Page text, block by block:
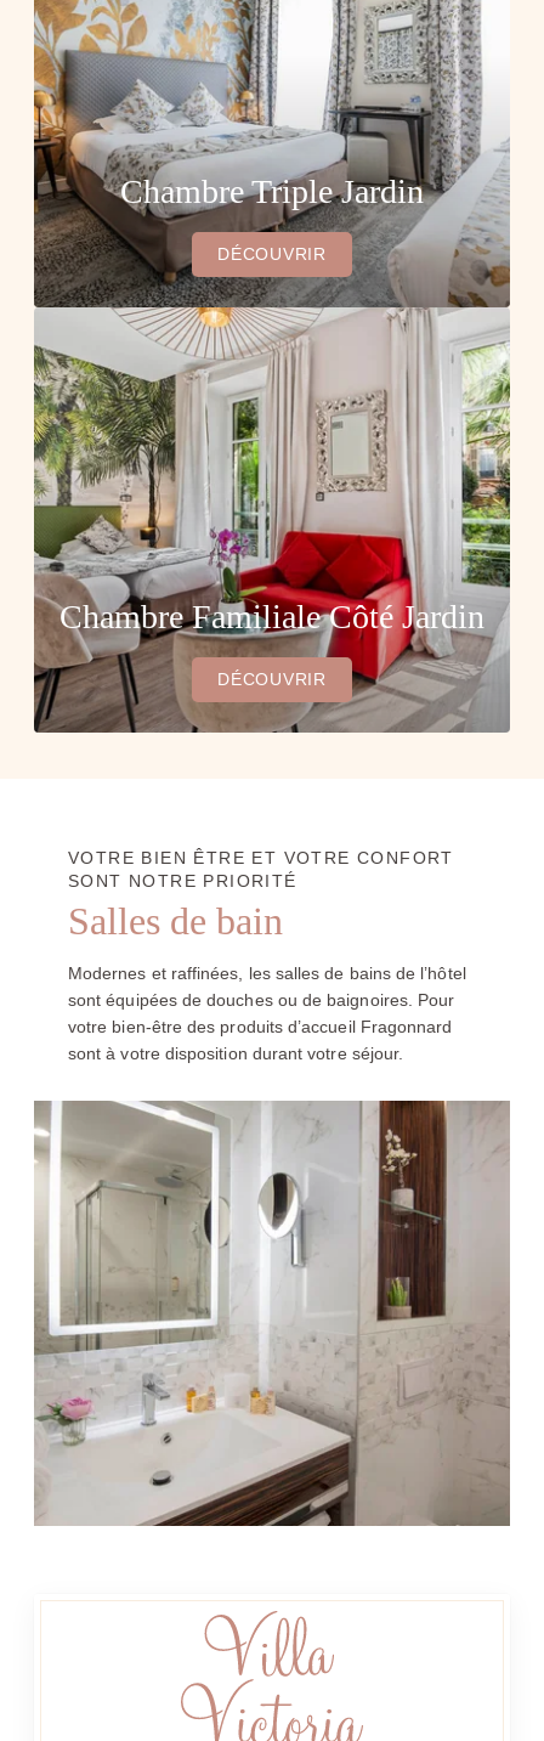
Chambre Triple Jardin
DÉCOUVRIR
Chambre Familiale Côté Jardin
DÉCOUVRIR
VOTRE BIEN ÊTRE ET VOTRE CONFORT
SONT NOTRE PRIORITÉ
Salles de bain
Modernes et raffinées, les salles de bains de l’hôtel
sont équipées de douches ou de baignoires. Pour
votre bien-être des produits d’accueil Fragonnard
sont à votre disposition durant votre séjour.
LA VILLE DE NICE
LA GALERIE
CONTACT & ACCÈS